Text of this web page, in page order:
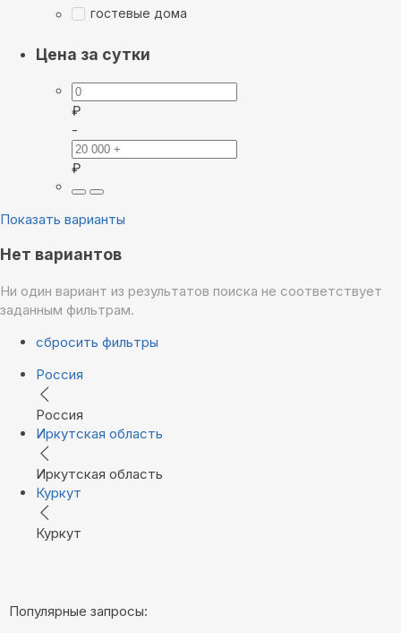
гостевые дома
Цена за сутки
₽
-
₽
Показать варианты
Нет вариантов
Ни один вариант из результатов поиска не соответствует
заданным фильтрам.
сбросить фильтры
Россия
Россия
Иркутская область
Иркутская область
Куркут
Куркут
Популярные запросы: